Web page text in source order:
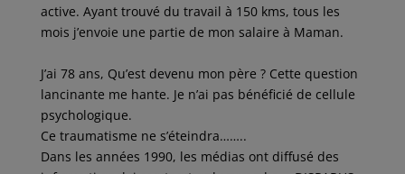
active. Ayant trouvé du travail à 150 kms, tous les
mois j’envoie une partie de mon salaire à Maman.
J’ai 78 ans, Qu’est devenu mon père ? Cette question
lancinante me hante. Je n’ai pas bénéficié de cellule
psychologique.
Ce traumatisme ne s’éteindra……..
Dans les années 1990, les médias ont diffusé des